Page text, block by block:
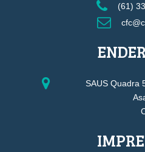
(61)
SAUS Quadra